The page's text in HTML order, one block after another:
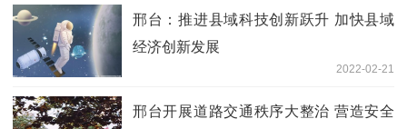
邢台：推进县域科技创新跃升 加快县域
经济创新发展
2022-02-21
邢台开展道路交通秩序大整治 营造安全